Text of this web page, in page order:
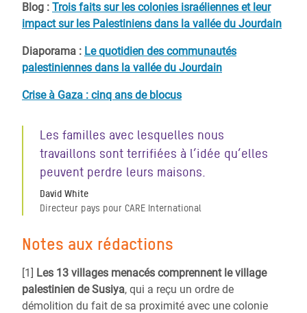
Blog : Trois faits sur les colonies israéliennes et leur
impact sur les Palestiniens dans la vallée du Jourdain
Diaporama : Le quotidien des communautés
palestiniennes dans la vallée du Jourdain
Crise à Gaza : cinq ans de blocus
Les familles avec lesquelles nous
travaillons sont terrifiées à l’idée qu’elles
peuvent perdre leurs maisons.
David White
Directeur pays pour CARE International
Notes aux rédactions
[1] Les 13 villages menacés comprennent le village
palestinien de Susiya, qui a reçu un ordre de
démolition du fait de sa proximité avec une colonie